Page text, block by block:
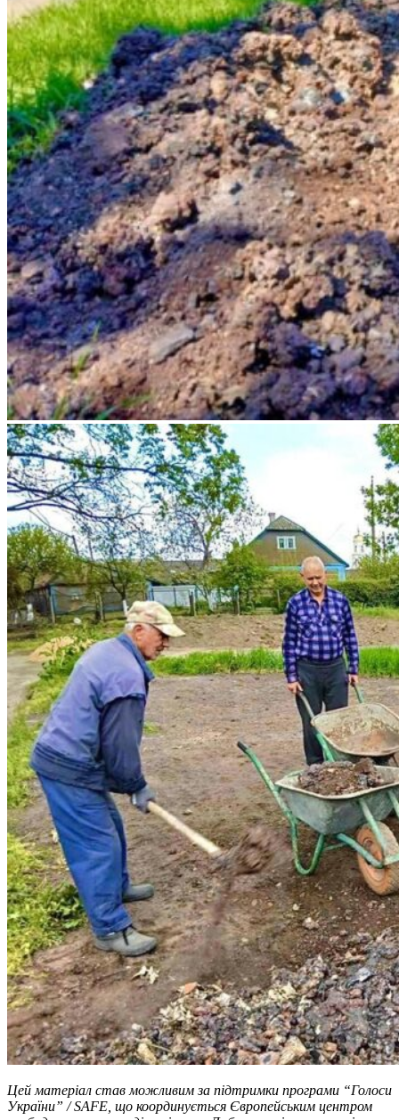
Цей матеріал став можливим за підтримки програми “Голоси
України” / SAFE, що координується Європейським центром